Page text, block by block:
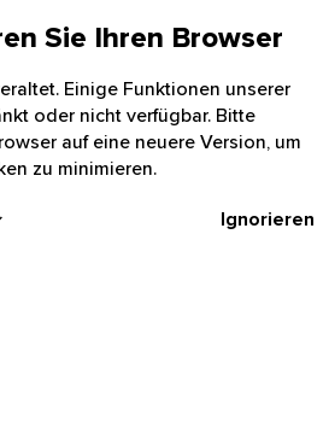
Sie Ihren Browser
Einige Funktionen unserer
oder nicht verfügbar. Bitte
auf eine neuere Version, um
zu minimieren.
Ignorieren